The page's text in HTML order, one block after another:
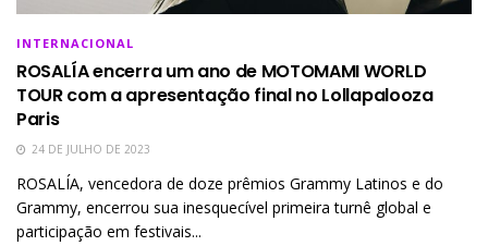
INTERNACIONAL
ROSALÍA encerra um ano de MOTOMAMI WORLD
TOUR com a apresentação final no Lollapalooza
Paris
24 DE JULHO DE 2023
ROSALÍA, vencedora de doze prêmios Grammy Latinos e do
Grammy, encerrou sua inesquecível primeira turnê global e
participação em festivais...